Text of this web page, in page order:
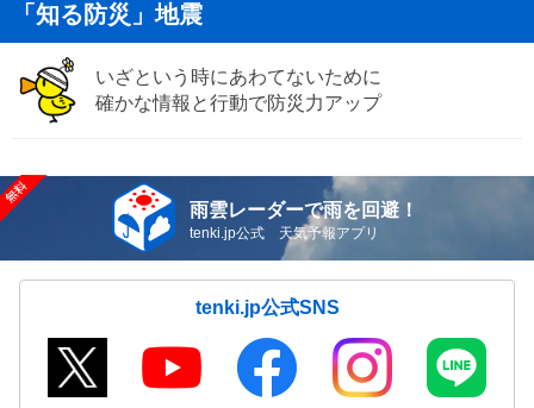
「知る防災」地震
いざという時にあわてないために
確かな情報と行動で防災力アップ
雨雲レーダーで雨を回避！
tenki.jp公式 天気予報アプリ
tenki.jp公式SNS